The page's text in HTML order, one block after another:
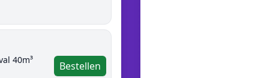
40m³
Bestellen